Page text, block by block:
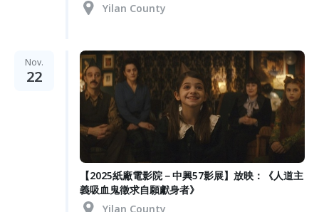
Yilan County
Nov.
22
【2025紙廠電影院－中興57影展】放映：《人道主
義吸血鬼徵求自願獻身者》
Yilan County